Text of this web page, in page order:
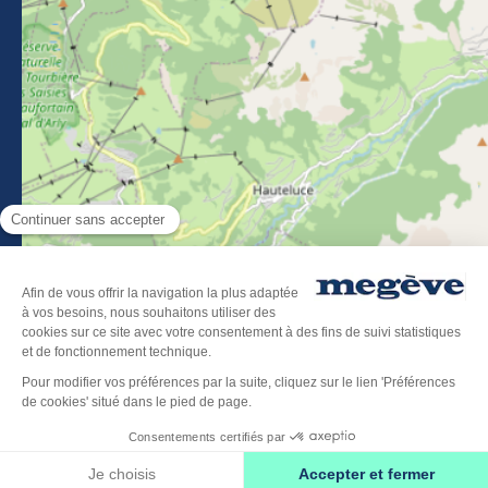
Filtres
Télécharger l’application Megève
Plan du site -Mentions légales-
Politique de confidentialité-Déclaration d’accessibilité
Megève tourisme
Ce site est protégé par reCAPTCHA. Les
s'appliquent.